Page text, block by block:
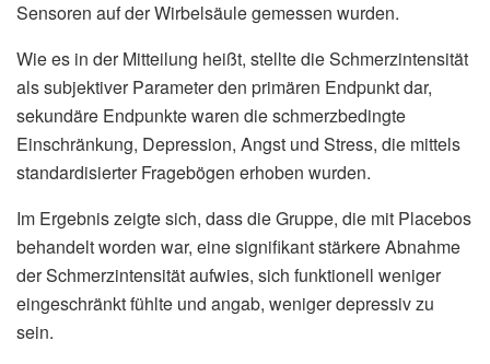
Sensoren auf der Wirbelsäule gemessen wurden.
Wie es in der Mitteilung heißt, stellte die Schmerzintensität
als subjektiver Parameter den primären Endpunkt dar,
sekundäre Endpunkte waren die schmerzbedingte
Einschränkung, Depression, Angst und Stress, die mittels
standardisierter Fragebögen erhoben wurden.
Im Ergebnis zeigte sich, dass die Gruppe, die mit Placebos
behandelt worden war, eine signifikant stärkere Abnahme
der Schmerzintensität aufwies, sich funktionell weniger
eingeschränkt fühlte und angab, weniger depressiv zu
sein.